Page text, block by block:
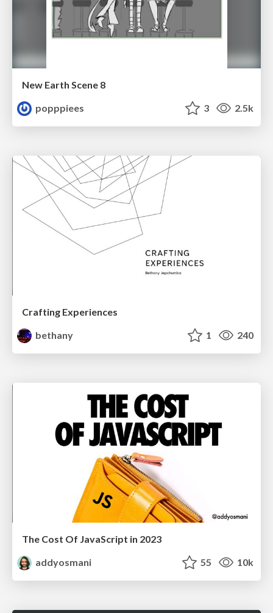
New Earth Scene 8
popppiees
3 2.5k
Crafting Experiences
bethany
1 240
The Cost Of JavaScript in 2023
addyosmani
55 10k